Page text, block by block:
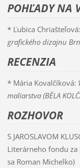
POHĽADY NA
* Ľubica Chriašteľová:
grafického dizajnu
RECENZIA
* Mária Kovalčíková:
maliarstva (BĚLA
ROZHOVOR
S JAROSLAVOM
Literárneho fondu za
sa Roman Michelko)